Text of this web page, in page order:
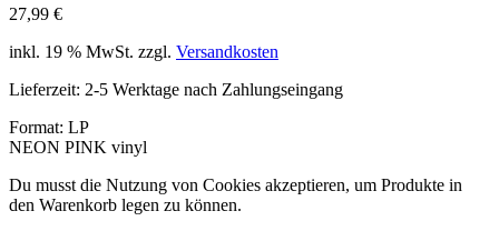
27,99 €
inkl. 19 % MwSt. zzgl. Versandkosten
Lieferzeit: 2-5 Werktage nach Zahlungseingang
Format: LP
NEON PINK vinyl
Du musst die Nutzung von Cookies akzeptieren, um Produkte in
den Warenkorb legen zu können.